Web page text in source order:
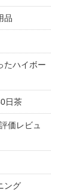
品
たハイボー
日茶
価レビュ
ング